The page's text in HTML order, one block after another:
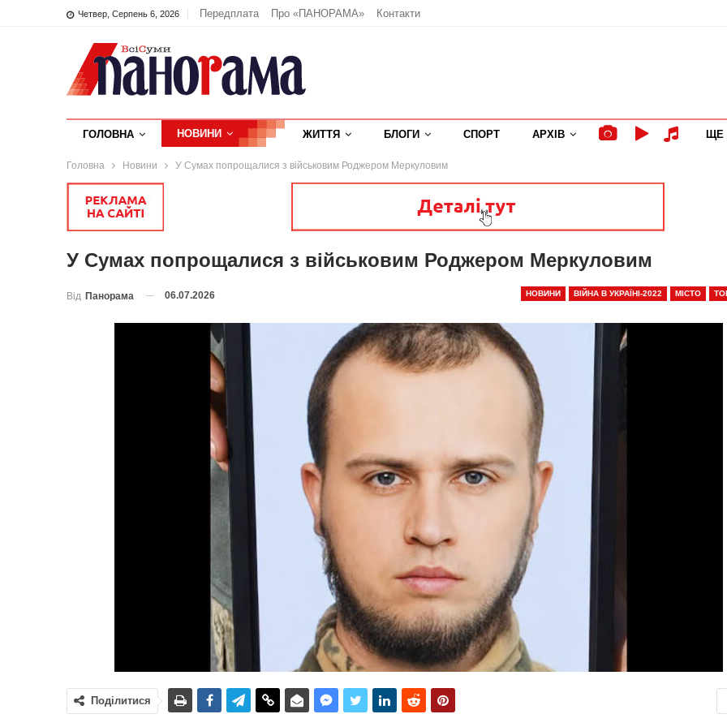
Четвер, Серпень 6, 2026 Передплата Про «ПАНОРАМА» Контакти
ГОЛОВНА НОВИНИ ЖИТТЯ БЛОГИ СПОРТ АРХІВ ЩЕ
Головна Новини У Сумах попрощалися з військовим Роджером Меркуловим
У Сумах попрощалися з військовим Роджером Меркуловим
НОВИНИ ВІЙНА В УКРАЇНІ-2022 МІСТО
Від Панорама 06.07.2026
Поділитися